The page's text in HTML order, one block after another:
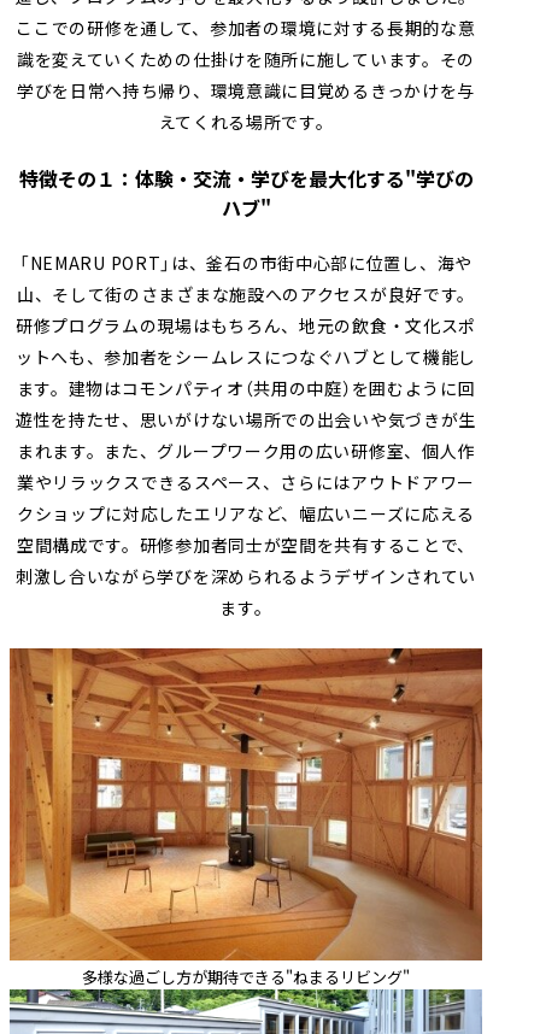
ここでの研修を通して、参加者の環境に対する長期的な意
識を変えていくための仕掛けを随所に施しています。その
学びを日常へ持ち帰り、環境意識に目覚めるきっかけを与
えてくれる場所です。
特徴その１：体験・交流・学びを最大化する"学びの
ハブ"
「NEMARU PORT」は、釜石の市街中心部に位置し、海や
山、そして街のさまざまな施設へのアクセスが良好です。
研修プログラムの現場はもちろん、地元の飲食・文化スポ
ットへも、参加者をシームレスにつなぐハブとして機能し
ます。建物はコモンパティオ（共用の中庭）を囲むように回
遊性を持たせ、思いがけない場所での出会いや気づきが生
まれます。また、グループワーク用の広い研修室、個人作
業やリラックスできるスペース、さらにはアウトドアワー
クショップに対応したエリアなど、幅広いニーズに応える
空間構成です。研修参加者同士が空間を共有することで、
刺激し合いながら学びを深められるようデザインされてい
ます。
多様な過ごし方が期待できる"ねまるリビング"